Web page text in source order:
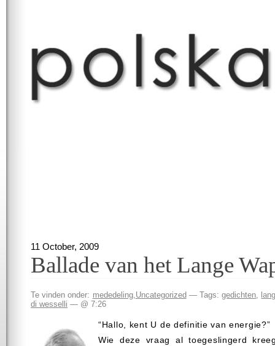
11 October, 2009
Ballade van het Lange
Te vinden onder: mededeling, Uncategorized— Tags:gedichten
di wesselli — @ 7:26
“Hallo, kent U de definitie van energie?”
Wie deze vraag al toegeslingerd